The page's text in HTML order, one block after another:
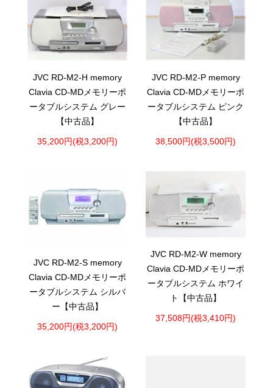
JVC RD-M2-H memory
Clavia CD-MDメモリーポ
ータブルシステム グレー
【中古品】
35,200円(税3,200円)
JVC RD-M2-P memory
Clavia CD-MDメモリーポ
ータブルシステム ピンク
【中古品】
38,500円(税3,500円)
JVC RD-M2-S memory
Clavia CD-MDメモリーポ
ータブルシステム シルバ
ー【中古品】
35,200円(税3,200円)
JVC RD-M2-W memory
Clavia CD-MDメモリーポ
ータブルシステム ホワイ
ト【中古品】
37,508円(税3,410円)